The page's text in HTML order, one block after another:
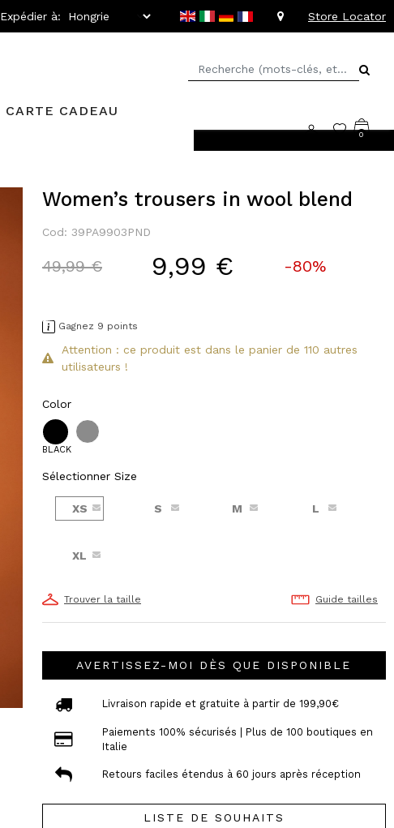
Expédier à: Store Locator
CARTE CADEAU
0
Women’s trousers in wool blend
Cod: 39PA9903PND
Price reduced from
49,99 €to 9,99 € -80%
Gagnez 9 points
Attention : ce produit est dans le panier de 110 autres
utilisateurs !
Color
BLACK
Sélectionner Size
XS S M L
XL
Trouver la taille Guide tailles
AVERTISSEZ-MOI DÈS QUE DISPONIBLE
Livraison rapide et gratuite à partir de 199,90€
Paiements 100% sécurisés | Plus de 100 boutiques en
Italie
Retours faciles étendus à 60 jours après réception
LISTE DE SOUHAITS